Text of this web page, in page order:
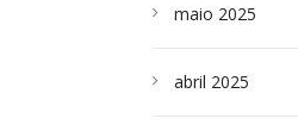
maio 2025
abril 2025